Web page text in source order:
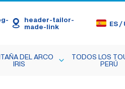
header-tailor-
made-link
ES/
DEL ARCO
IRIS
TODOS LOS
PERÚ